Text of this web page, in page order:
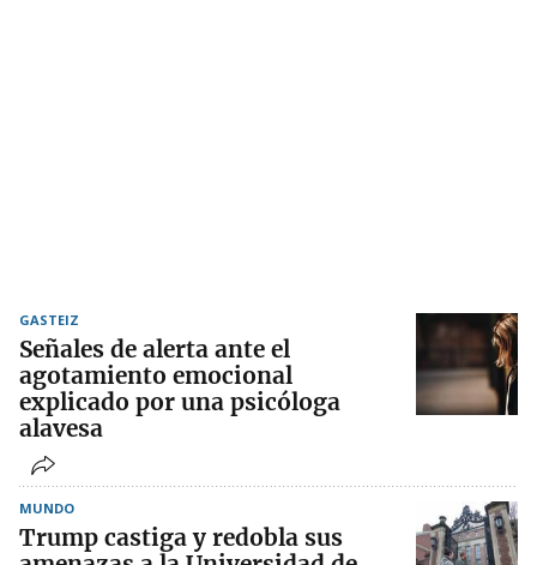
GASTEIZ
Señales de alerta ante el
agotamiento emocional
explicado por una psicóloga
alavesa
MUNDO
Trump castiga y redobla sus